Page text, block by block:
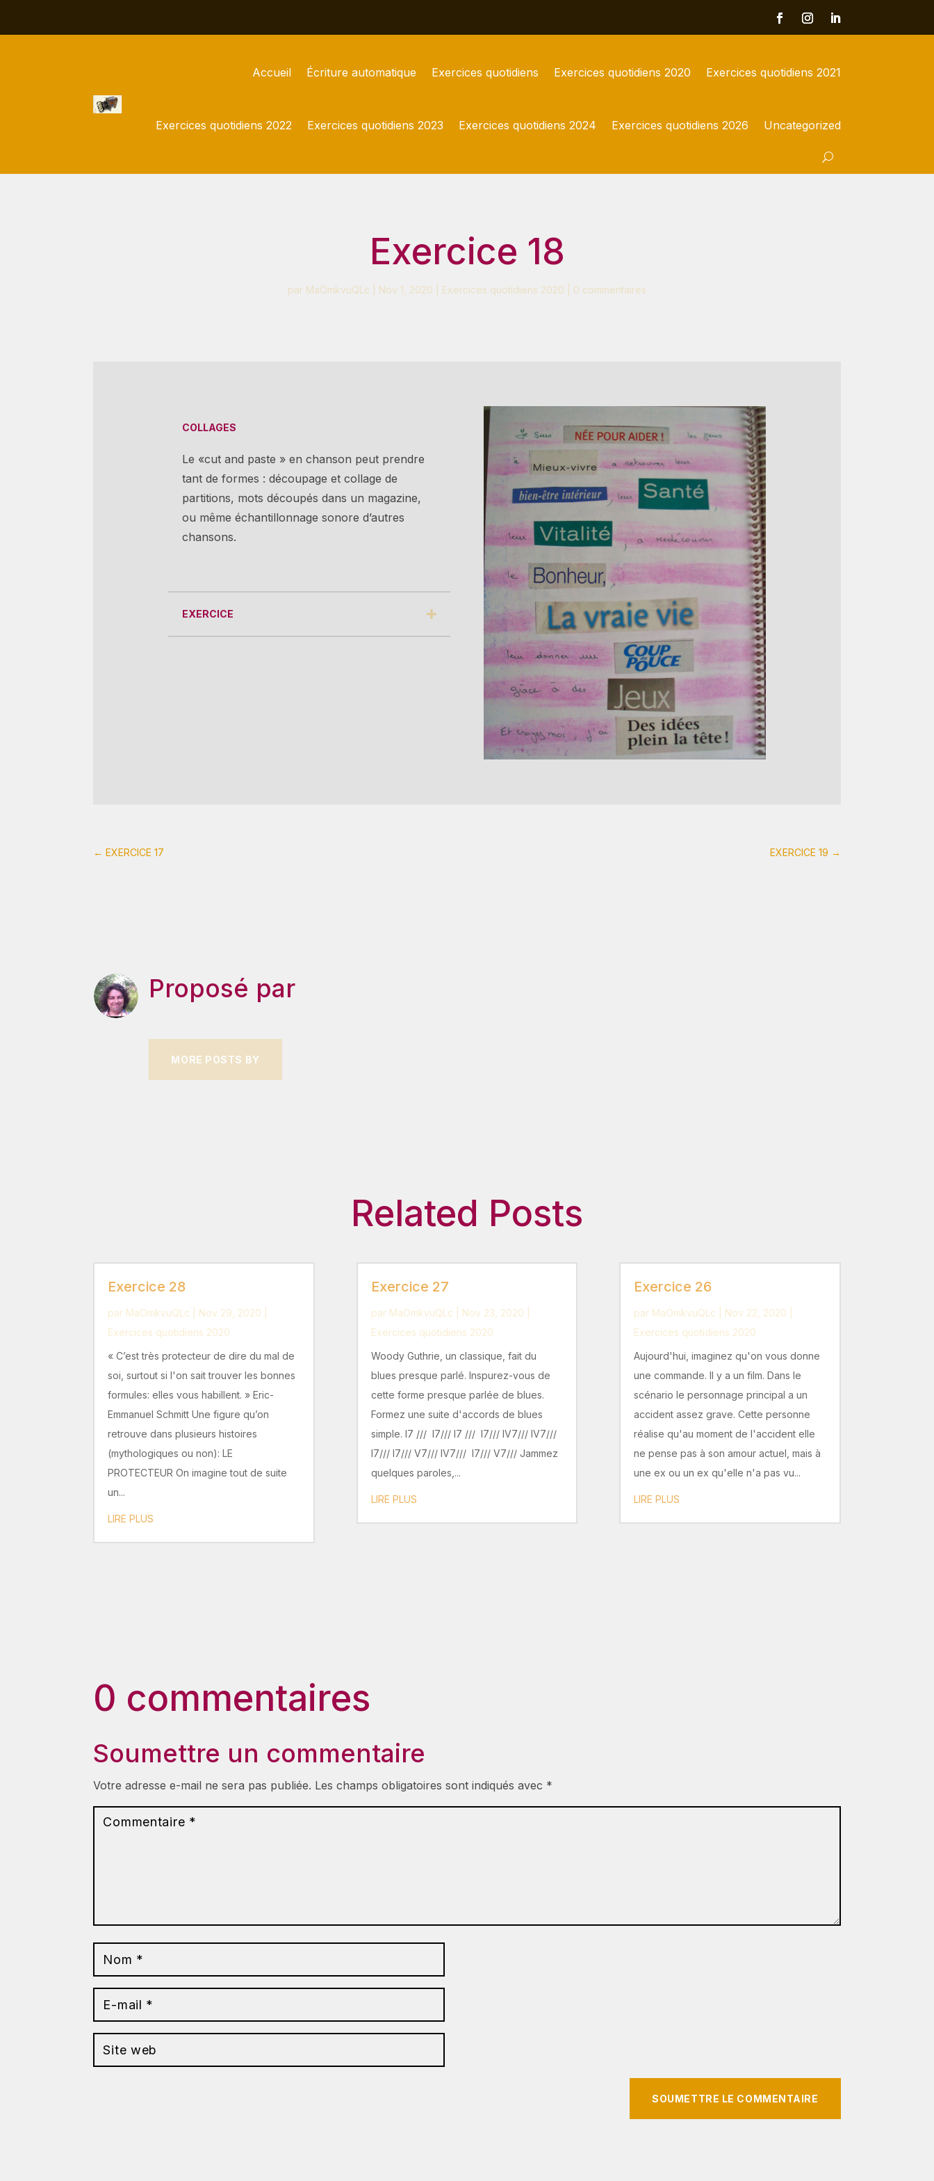
Accueil Écriture automatique Exercices quotidiens Exercices quotidiens 2020 Exercices quotidiens 2021
Exercices quotidiens 2022 Exercices quotidiens 2023 Exercices quotidiens 2024 Exercices quotidiens 2026 Uncategorized
Exercice 18
par MaOmkvuQLc Nov 1, 2020 Exercices quotidiens 2020 0 commentaires
COLLAGES
Le «cut and paste » en chanson peut prendre
tant de formes : découpage et collage de
partitions, mots découpés dans un magazine,
ou même échantillonnage sonore d’autres
chansons.
EXERCICE
←EXERCICE 17 EXERCICE 19 →
Proposé par
MORE POSTS BY
Related Posts
Exercice 28
par MaOmkvuQLc Nov 29, 2020
Exercices quotidiens 2020
« C’est très protecteur de dire du mal de
soi, surtout si l'on sait trouver les bonnes
formules: elles vous habillent. » Eric-
Emmanuel Schmitt Une figure qu’on
retrouve dans plusieurs histoires
(mythologiques ou non): LE
PROTECTEUR On imagine tout de suite
un...
LIRE PLUS
Exercice 27
par MaOmkvuQLc Nov 23, 2020
Exercices quotidiens 2020
Woody Guthrie, un classique, fait du
blues presque parlé. Inspurez-vous de
cette forme presque parlée de blues.
Formez une suite d'accords de blues
simple. I7 /// I7/// I7 /// I7/// IV7/// IV7///
I7/// I7/// V7/// IV7/// I7/// V7/// Jammez
quelques paroles,...
LIRE PLUS
Exercice 26
par MaOmkvuQLc Nov 22, 2020
Exercices quotidiens 2020
Aujourd'hui, imaginez qu'on vous donne
une commande. Il y a un film. Dans le
scénario le personnage principal a un
accident assez grave. Cette personne
réalise qu'au moment de l'accident elle
ne pense pas à son amour actuel, mais à
une ex ou un ex qu'elle n'a pas vu...
LIRE PLUS
0 commentaires
Soumettre un commentaire
Votre adresse e-mail ne sera pas publiée. Les champs obligatoires sont indiqués avec *
SOUMETTRE LE COMMENTAIRE